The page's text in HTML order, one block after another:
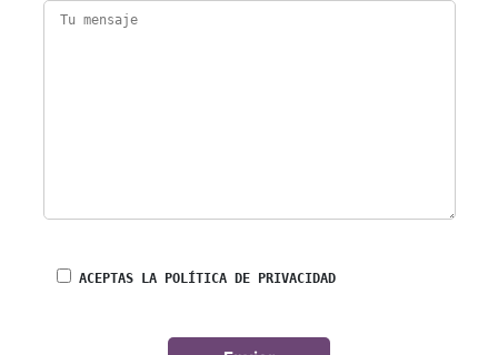
ACEPTAS LA POLÍTICA DE PRIVACIDAD